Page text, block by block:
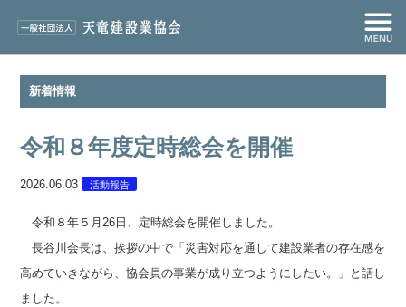
新着情報
令和８年度定時総会を開催
2026.06.03 活動報告
令和８年５月26日、定時総会を開催しました。
長谷川会長は、挨拶の中で「災害対応を通して建設業者の存在感を
高めていきながら、協会員の事業が成り立つようにしたい。」と話し
ました。